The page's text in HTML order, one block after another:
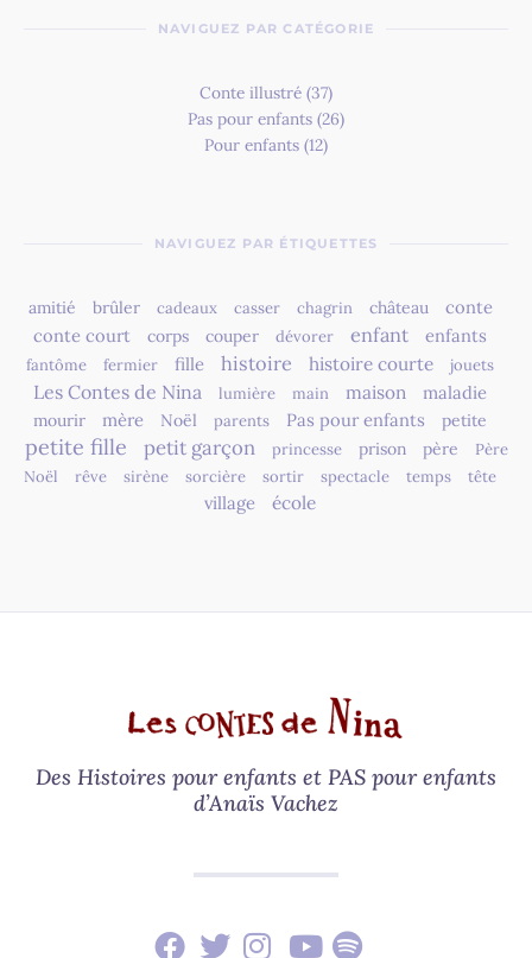
NAVIGUEZ PAR CATÉGORIE
Conte illustré (37)
Pas pour enfants (26)
Pour enfants (12)
NAVIGUEZ PAR ÉTIQUETTES
amitié brûler cadeaux casser chagrin château
conte
conte court
corps couper dévorer enfant enfants
fantôme fermier fille histoire histoire courte jouets
Les Contes de Nina lumière main maison maladie
mourir mère Noël parents Pas pour enfants petite
petite fille petit garçon princesse prison père
Père
Noël
rêve sirène sorcière sortir spectacle temps tête
village école
Des Histoires pour enfants et PAS pour enfants
d’Anaïs Vachez